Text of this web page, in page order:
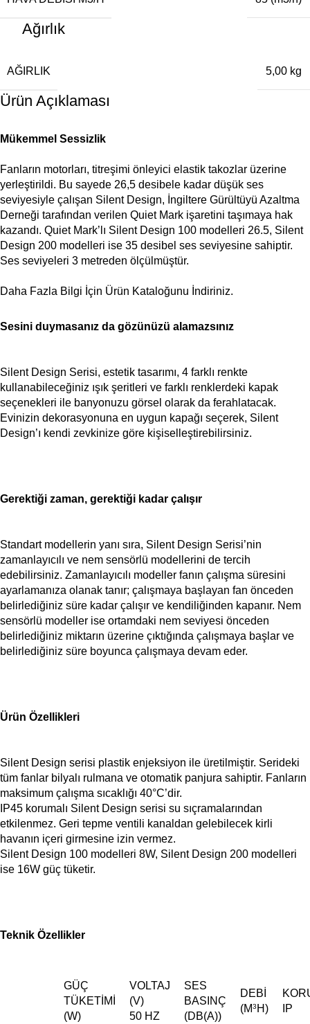
Ağırlık
AĞIRLIK 5,00 kg
Ürün Açıklaması
Mükemmel Sessizlik
Fanların motorları, titreşimi önleyici elastik takozlar üzerine
yerleştirildi. Bu sayede 26,5 desibele kadar düşük ses
seviyesiyle çalışan Silent Design, İngiltere Gürültüyü Azaltma
Derneği tarafından verilen Quiet Mark işaretini taşımaya hak
kazandı. Quiet Mark’lı Silent Design 100 modelleri 26.5, Silent
Design 200 modelleri ise 35 desibel ses seviyesine sahiptir.
Ses seviyeleri 3 metreden ölçülmüştür.
Daha Fazla Bilgi İçin Ürün Kataloğunu İndiriniz.
Sesini duymasanız da gözünüzü alamazsınız
Silent Design Serisi, estetik tasarımı, 4 farklı renkte
kullanabileceğiniz ışık şeritleri ve farklı renklerdeki kapak
seçenekleri ile banyonuzu görsel olarak da ferahlatacak.
Evinizin dekorasyonuna en uygun kapağı seçerek, Silent
Design’ı kendi zevkinize göre kişiselleştirebilirsiniz.
Gerektiği zaman, gerektiği kadar çalışır
Standart modellerin yanı sıra, Silent Design Serisi’nin
zamanlayıcılı ve nem sensörlü modellerini de tercih
edebilirsiniz. Zamanlayıcılı modeller fanın çalışma süresini
ayarlamanıza olanak tanır; çalışmaya başlayan fan önceden
belirlediğiniz süre kadar çalışır ve kendiliğinden kapanır. Nem
sensörlü modeller ise ortamdaki nem seviyesi önceden
belirlediğiniz miktarın üzerine çıktığında çalışmaya başlar ve
belirlediğiniz süre boyunca çalışmaya devam eder.
Ürün Özellikleri
Silent Design serisi plastik enjeksiyon ile üretilmiştir. Serideki
tüm fanlar bilyalı rulmana ve otomatik panjura sahiptir. Fanların
maksimum çalışma sıcaklığı 40°C’dir.
IP45 korumalı Silent Design serisi su sıçramalarından
etkilenmez. Geri tepme ventili kanaldan gelebilecek kirli
havanın içeri girmesine izin vermez.
Silent Design 100 modelleri 8W, Silent Design 200 modelleri
ise 16W güç tüketir.
Teknik Özellikler
GÜÇ
TÜKETIMI
(W)
VOLTAJ
(V)
50 HZ
SES
BASINÇ
(DB(A))
DEBI
(M3 H)
IP